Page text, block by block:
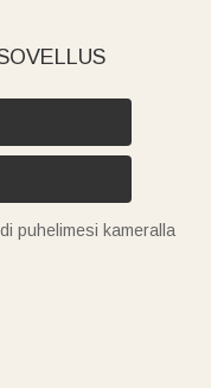
puhelimesi kameralla